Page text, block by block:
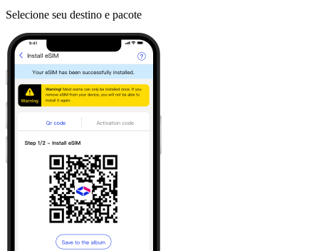
Selecione seu destino e pacote